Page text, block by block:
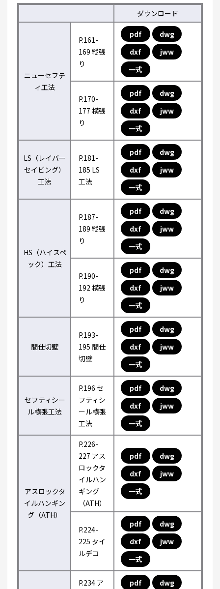
ダウンロード
ニューセフテ
ィ工法
P.161-
169 縦張
り
pdf
dwg
dxf
jww
一式
P.170-
177 横張
り
pdf
dwg
dxf
jww
一式
LS（レイバー
セイビング）
工法
P.181-
185 LS
工法
pdf
dwg
dxf
jww
一式
HS（ハイスペ
ック）工法
P.187-
189 縦張
り
pdf
dwg
dxf
jww
一式
P.190-
192 横張
り
pdf
dwg
dxf
jww
一式
間仕切壁
P.193-
195 間仕
切壁
pdf
dwg
dxf
jww
一式
セフティシー
ル横張工法
P.196 セ
フティシ
ール横張
工法
pdf
dwg
dxf
jww
一式
アスロックタ
イルハンギン
グ（ATH）
P.226-
227 アス
ロックタ
イルハン
ギング
（ATH）
pdf
dwg
dxf
jww
一式
P.224-
225 タイ
ルデコ
pdf
dwg
dxf
jww
一式
P.234 ア
pdf
dwg